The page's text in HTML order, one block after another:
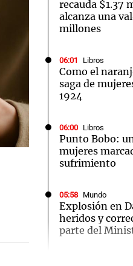
recauda $1.37
alcanza una
millones
06:01 Libros
Como el
saga de
1924
06:00 Libros
Punto Bobo:
mujeres
sufrimiento
05:58 Mundo
Explosión en
heridos y
parte del